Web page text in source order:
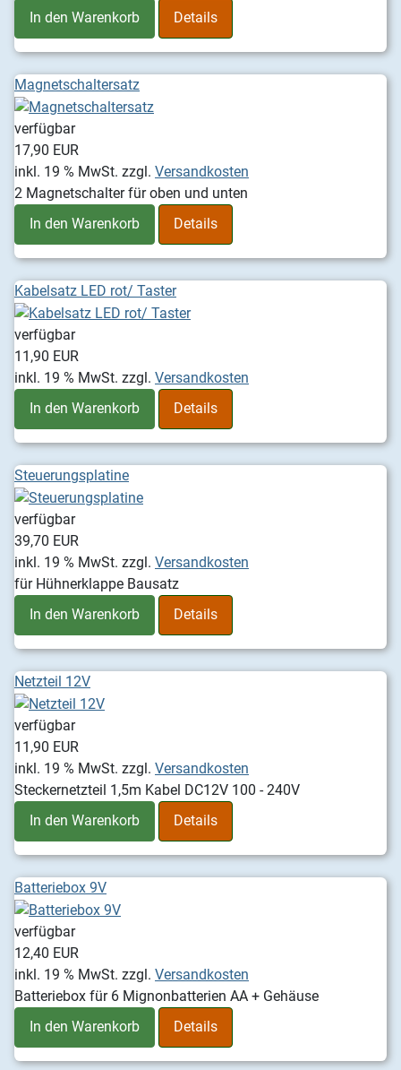
In den Warenkorb
Details
Magnetschaltersatz
verfügbar
17,90 EUR
inkl. 19 % MwSt. zzgl. Versandkosten
2 Magnetschalter für oben und unten
In den Warenkorb
Details
Kabelsatz LED rot/ Taster
verfügbar
11,90 EUR
inkl. 19 % MwSt. zzgl. Versandkosten
In den Warenkorb
Details
Steuerungsplatine
verfügbar
39,70 EUR
inkl. 19 % MwSt. zzgl. Versandkosten
für Hühnerklappe Bausatz
In den Warenkorb
Details
Netzteil 12V
verfügbar
11,90 EUR
inkl. 19 % MwSt. zzgl. Versandkosten
Steckernetzteil 1,5m Kabel DC12V 100 - 240V
In den Warenkorb
Details
Batteriebox 9V
verfügbar
12,40 EUR
inkl. 19 % MwSt. zzgl. Versandkosten
Batteriebox für 6 Mignonbatterien AA + Gehäuse
In den Warenkorb
Details